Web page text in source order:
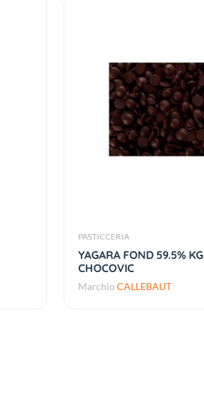
PASTICCERIA
YAGARA FOND 59.5%
CHOCOVIC
Marchio CALLEBAUT